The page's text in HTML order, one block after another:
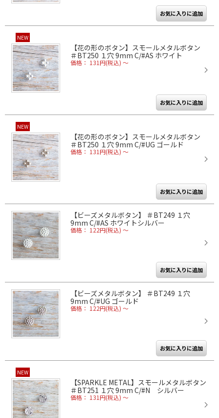
NEW
【花の形のボタン】スモールメタルボタン
＃BT250 １穴 9mm C/#AS ホワイト
価格： 131円(税込) ～
NEW
【花の形のボタン】スモールメタルボタン
＃BT250 １穴 9mm C/#UG ゴールド
価格： 131円(税込) ～
【ビーズメタルボタン】 ＃BT249 １穴
9mm C/#AS ホワイトシルバー
価格： 122円(税込) ～
【ビーズメタルボタン】 ＃BT249 １穴
9mm C/#UG ゴールド
価格： 122円(税込) ～
NEW
【SPARKLE METAL】スモールメタルボタン
＃BT251 １穴 9mm C/#N シルバー
価格： 131円(税込) ～